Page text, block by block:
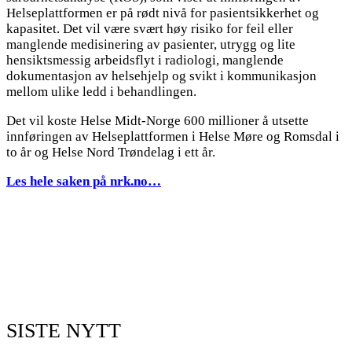
Helseplattformen er på rødt nivå for pasientsikkerhet og
kapasitet. Det vil være svært høy risiko for feil eller
manglende medisinering av pasienter, utrygg og lite
hensiktsmessig arbeidsflyt i radiologi, manglende
dokumentasjon av helsehjelp og svikt i kommunikasjon
mellom ulike ledd i behandlingen.
Det vil koste Helse Midt-Norge 600 millioner å utsette
innføringen av Helseplattformen i Helse Møre og Romsdal i
to år og Helse Nord Trøndelag i ett år.
Les hele saken på nrk.no…
SISTE NYTT